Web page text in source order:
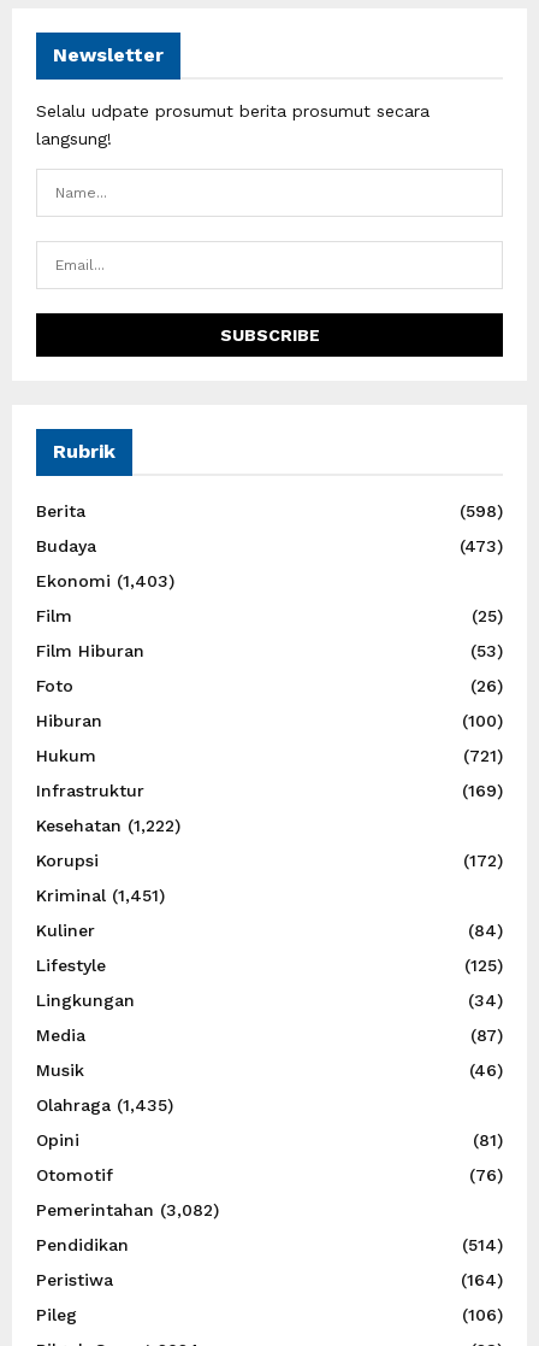
Newsletter
Selalu udpate prosumut berita prosumut secara
langsung!
Rubrik
Berita
(598)
Budaya
(473)
Ekonomi (1,403)
Film
(25)
Film Hiburan
(53)
Foto
(26)
Hiburan
(100)
Hukum
(721)
Infrastruktur
(169)
Kesehatan (1,222)
Korupsi
(172)
Kriminal (1,451)
Kuliner
(84)
Lifestyle
(125)
Lingkungan
(34)
Media
(87)
Musik
(46)
Olahraga (1,435)
Opini
(81)
Otomotif
(76)
Pemerintahan (3,082)
Pendidikan
(514)
Peristiwa
(164)
Pileg
(106)